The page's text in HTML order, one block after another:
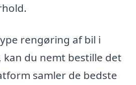
rengøring af bil i
du nemt bestille det
samler de bedste